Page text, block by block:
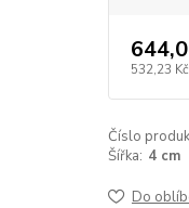
532,23 Kč
Číslo
Šířka: 4 cm
Do